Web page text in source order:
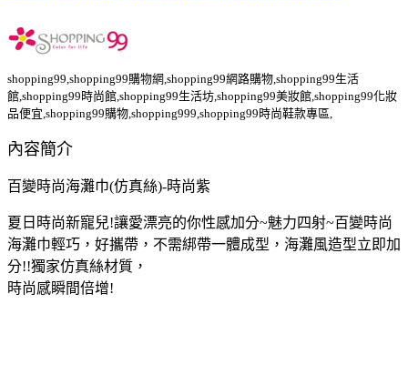
shopping99,shopping99購物網,shopping99網路購物,shopping99生活
館,shopping99時尚館,shopping99生活坊,shopping99美妝館,shopping99化妝
品便宜,shopping99購物,shopping999,shopping99時尚鞋款專區,
內容簡介
百變時尚海灘巾(仿真絲)-時尚紫
夏日時尚新寵兒!讓愛漂亮的你性感加分~魅力四射~百變時尚
海灘巾輕巧，好攜帶，不需綁帶一體成型，海灘風造型立即加
分!!獨家仿真絲材質，
時尚感瞬間倍增!